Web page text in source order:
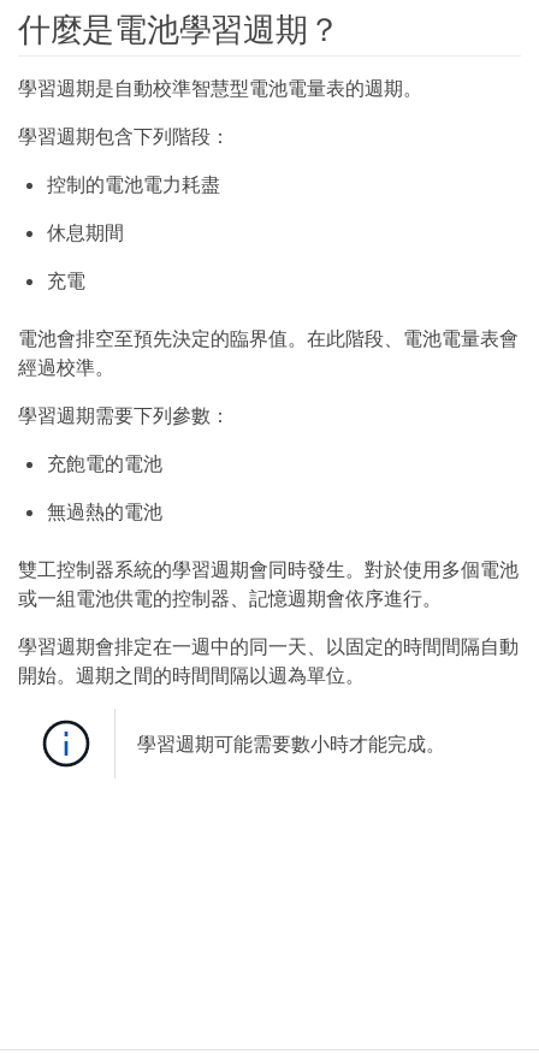
什麼是電池學習週期？
學習週期是自動校準智慧型電池電量表的週期。
學習週期包含下列階段：
控制的電池電力耗盡
休息期間
充電
電池會排空至預先決定的臨界值。在此階段、電池電量表會
經過校準。
學習週期需要下列參數：
充飽電的電池
無過熱的電池
雙工控制器系統的學習週期會同時發生。對於使用多個電池
或一組電池供電的控制器、記憶週期會依序進行。
學習週期會排定在一週中的同一天、以固定的時間間隔自動
開始。週期之間的時間間隔以週為單位。
學習週期可能需要數小時才能完成。